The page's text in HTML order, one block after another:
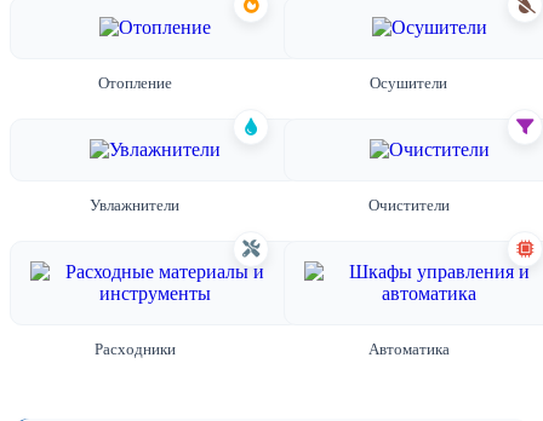
Отопление Осушители
Увлажнители Очистители
Расходники Автоматика